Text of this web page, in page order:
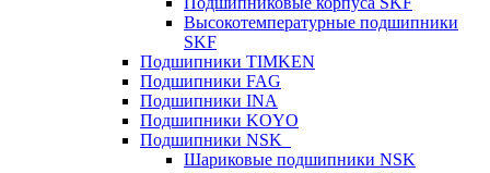
Высокотемпературные подшипники
SKF
Подшипники TIMKEN
Подшипники FAG
Подшипники INA
Подшипники KOYO
Подшипники NSK
Шариковые подшипники NSK